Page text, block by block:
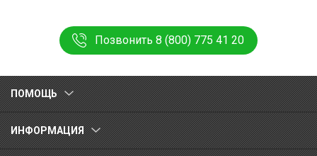
Позвонить 8 (800) 775 41 20
ПОМОЩЬ
ИНФОРМАЦИЯ